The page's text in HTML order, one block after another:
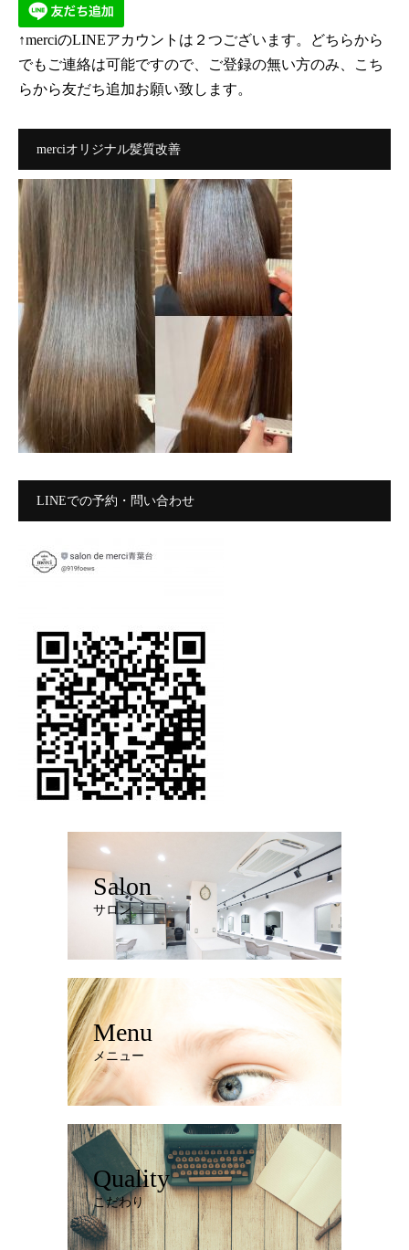
↑merciのLINEアカウントは２つございます。どちらから
でもご連絡は可能ですので、ご登録の無い方のみ、こち
らから友だち追加お願い致します。
merciオリジナル髪質改善
LINEでの予約・問い合わせ
Salon
サロン
Menu
メニュー
Quality
こだわり